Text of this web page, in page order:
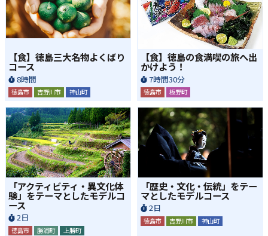
【食】徳島三大名物よくばり
コース
8時間
徳島市 吉野川市 神山町
【食】徳島の食満喫の旅へ出
かけよう！
7時間30分
徳島市 板野町
「アクティビティ・異文化体
験」をテーマとしたモデルコ
ース
2日
徳島市 勝浦町 上勝町
「歴史・文化・伝統」をテー
マとしたモデルコース
2日
徳島市 吉野川市 神山町